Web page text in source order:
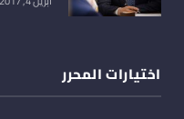
اختيارات المحرر